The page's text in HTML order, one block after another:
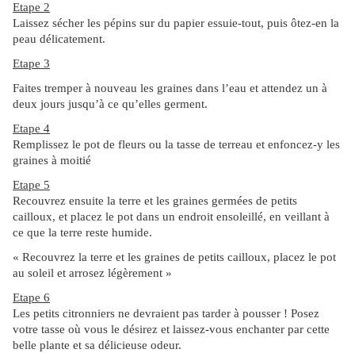
Etape 2
Laissez sécher les pépins sur du papier essuie-tout, puis ôtez-en la
peau délicatement.
Etape 3
Faites tremper à nouveau les graines dans l’eau et attendez un à
deux jours jusqu’à ce qu’elles germent.
Etape 4
Remplissez le pot de fleurs ou la tasse de terreau et enfoncez-y les
graines à moitié
Etape 5
Recouvrez ensuite la terre et les graines germées de petits
cailloux, et placez le pot dans un endroit ensoleillé, en veillant à
ce que la terre reste humide.
« Recouvrez la terre et les graines de petits cailloux, placez le pot
au soleil et arrosez légèrement »
Etape 6
Les petits citronniers ne devraient pas tarder à pousser ! Posez
votre tasse où vous le désirez et laissez-vous enchanter par cette
belle plante et sa délicieuse odeur.